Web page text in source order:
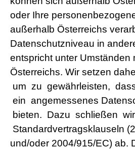
oder Ihre
außerhalb Österreichs
Datenschutzniveau in
entspricht unter Umständen
Österreichs. Wir setzen
um zu gewährleisten,
ein angemessenes
bieten. Dazu schließen
Standardvertragsklauseln
und/oder 2004/915/EC) ab.